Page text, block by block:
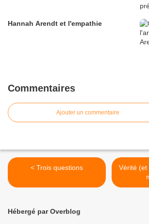
Hannah Arendt et l'empathie
Commentaires
Ajouter un commentaire
< Trois questions
Vérité (et
Hébergé par Overblog